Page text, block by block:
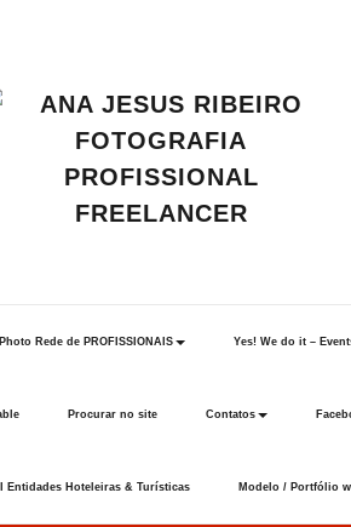
Rede de PROFISSIONAIS Yes! We do it –
Procurar no site Contatos
Hoteleiras & Turísticas Modelo / Portfólio